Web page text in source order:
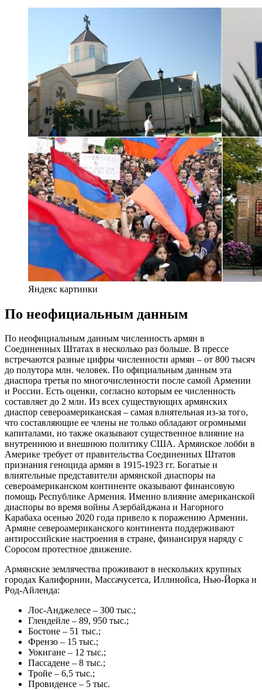
Яндекс картинки
По неофициальным данным
По неофициальным данным численность армян в
Соединенных Штатах в несколько раз больше. В прессе
встречаются разные цифры численности армян – от 800 тысяч
до полутора млн. человек. По официальным данным эта
диаспора третья по многочисленности после самой Армении
и России. Есть оценки, согласно которым ее численность
составляет до 2 млн. Из всех существующих армянских
диаспор североамериканская – самая влиятельная из-за того,
что составляющие ее члены не только обладают огромными
капиталами, но также оказывают существенное влияние на
внутреннюю и внешнюю политику США. Армянское лобби в
Америке требует от правительства Соединенных Штатов
признания геноцида армян в 1915-1923 гг. Богатые и
влиятельные представители армянской диаспоры на
североамериканском континенте оказывают финансовую
помощь Республике Армения. Именно влияние американской
диаспоры во время войны Азербайджана и Нагорного
Карабаха осенью 2020 года привело к поражению Армении.
Армяне североамериканского континента поддерживают
антироссийские настроения в стране, финансируя наряду с
Соросом протестное движение.
Армянские землячества проживают в нескольких крупных
городах Калифорнии, Массачусетса, Иллинойса, Нью-Йорка и
Род-Айленда:
Лос-Анджелесе – 300 тыс.;
Глендейле – 89, 950 тыс.;
Бостоне – 51 тыс.;
Френзо – 15 тыс.;
Уокигане – 12 тыс.;
Пассадене – 8 тыс.;
Тройе – 6,5 тыс.;
Провиденсе – 5 тыс.